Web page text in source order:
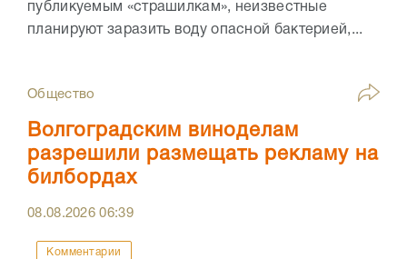
публикуемым «страшилкам», неизвестные
планируют заразить воду опасной бактерией,...
Общество
Волгоградским виноделам
разрешили размещать рекламу на
билбордах
08.08.202606:39
Комментарии